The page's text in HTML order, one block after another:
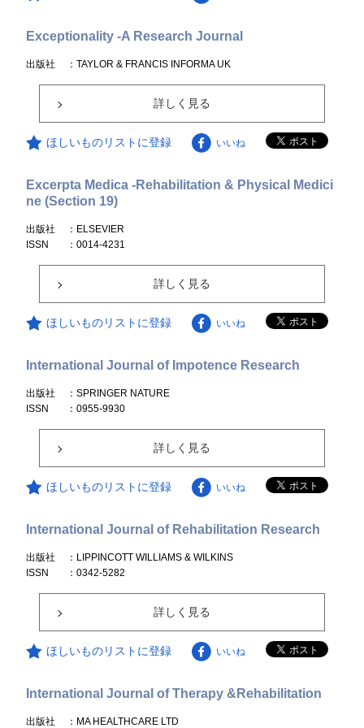
Exceptionality -A Research Journal
出版社 ：TAYLOR & FRANCIS INFORMA UK
詳しく見る
ほしいものリストに登録 いいね
Excerpta Medica -Rehabilitation & Physical Medici
ne (Section 19)
出版社
：ELSEVIER
ISSN
：0014-4231
詳しく見る
ほしいものリストに登録 いいね
International Journal of Impotence Research
出版社
：SPRINGER NATURE
ISSN
：0955-9930
詳しく見る
ほしいものリストに登録 いいね
International Journal of Rehabilitation Research
出版社
：LIPPINCOTT WILLIAMS & WILKINS
ISSN
：0342-5282
詳しく見る
ほしいものリストに登録 いいね
International Journal of Therapy &Rehabilitation
出版社
：MA HEALTHCARE LTD